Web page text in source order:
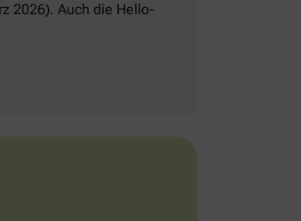
2026). Auch die Hello-